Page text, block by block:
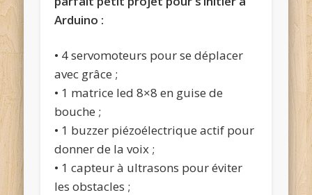
Arduino :
• 4 servomoteurs pour se déplacer
avec grâce ;
• 1 matrice led 8×8 en guise de
bouche ;
• 1 buzzer piézoélectrique actif pour
donner de la voix ;
• 1 capteur à ultrasons pour éviter
les obstacles ;